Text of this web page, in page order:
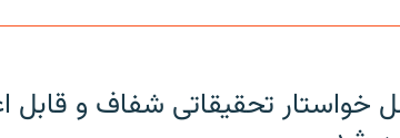
خواستار تحقیقاتی شفاف و قابل